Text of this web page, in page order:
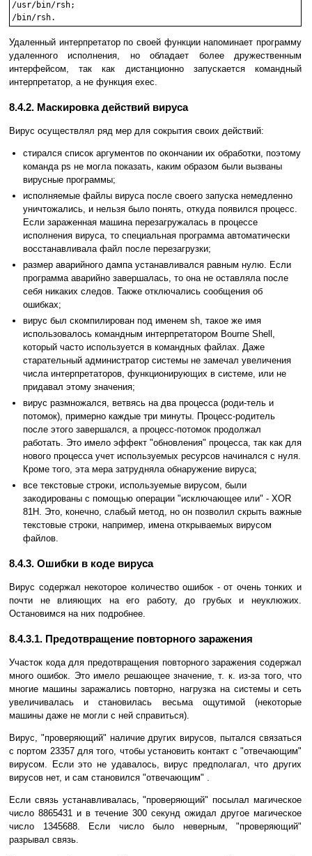
/usr/bin/rsh;
/bin/rsh.
Удаленный интерпретатор по своей функции напоминает программу
удаленного исполнения, но обладает более дружественным
интерфейсом, так как дистанционно запускается командный
интерпретатор, а не функция exec.
8.4.2. Маскировка действий вируса
Вирус осуществлял ряд мер для сокрытия своих действий:
стирался список аргументов по окончании их обработки, поэтому
команда ps не могла показать, каким образом были вызваны
вирусные программы;
исполняемые файлы вируса после своего запуска немедленно
уничтожались, и нельзя было понять, откуда появился процесс.
Если зараженная машина перезагружалась в процессе
исполнения вируса, то специальная программа автоматически
восстанавливала файл после перезагрузки;
размер аварийного дампа устанавливался равным нулю. Если
программа аварийно завершалась, то она не оставляла после
себя никаких следов. Также отключались сообщения об
ошибках;
вирус был скомпилирован под именем sh, такое же имя
использовалось командным интерпретатором Bourne Shell,
который часто используется в командных файлах. Даже
старательный администратор системы не замечал увеличения
числа интерпретаторов, функционирующих в системе, или не
придавал этому значения;
вирус размножался, ветвясь на два процесса (роди-тель и
потомок), примерно каждые три минуты. Процесс-родитель
после этого завершался, а процесс-потомок продолжал
работать. Это имело эффект "обновления" процесса, так как для
нового процесса учет используемых ресурсов начинался с нуля.
Кроме того, эта мера затрудняла обнаружение вируса;
все текстовые строки, используемые вирусом, были
закодированы с помощью операции "исключающее или" - XOR
81H. Это, конечно, слабый метод, но он позволил скрыть важные
текстовые строки, например, имена открываемых вирусом
файлов.
8.4.3. Ошибки в коде вируса
Вирус содержал некоторое количество ошибок - от очень тонких и
почти не влияющих на его работу, до грубых и неуклюжих.
Остановимся на них подробнее.
8.4.3.1. Предотвращение повторного заражения
Участок кода для предотвращения повторного заражения содержал
много ошибок. Это имело решающее значение, т. к. из-за того, что
многие машины заражались повторно, нагрузка на системы и сеть
увеличивалась и становилась весьма ощутимой (некоторые
машины даже не могли с ней справиться).
Вирус, "проверяющий" наличие других вирусов, пытался связаться
с портом 23357 для того, чтобы установить контакт с "отвечающим"
вирусом. Если это не удавалось, вирус предполагал, что других
вирусов нет, и сам становился "отвечающим" .
Если связь устанавливалась, "проверяющий" посылал магическое
число 8865431 и в течение 300 секунд ожидал другое магическое
число 1345688. Если число было неверным, "проверяющий"
разрывал связь.